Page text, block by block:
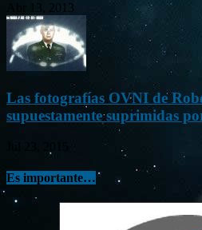
Abr 13, 2013
Las fotografías OVNI de
supuestamente suprimidas
Es importante…